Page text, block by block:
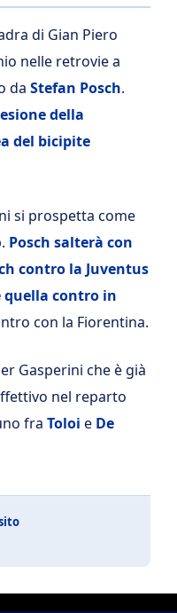
di Gian Piero
nelle retrovie a
da Stefan Posch.
della
del bicipite
si prospetta come
Posch salterà con
contro la Juventus
quella contro in
con la Fiorentina.
Gasperini che è già
nel reparto
fra Toloi e De